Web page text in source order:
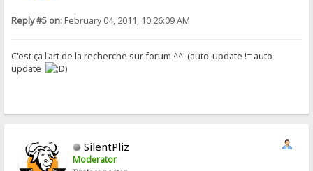
Reply #5 on:February 04, 2011, 10:26:09 AM
C'est ça l'art de la recherche sur forum ^^' (auto-update != auto
update
)
SilentPliz
Moderator